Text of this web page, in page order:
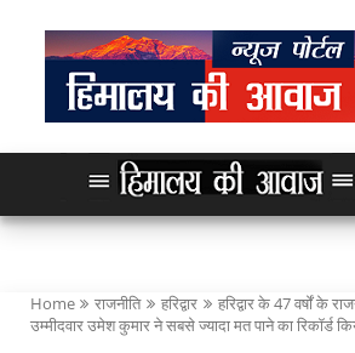
Home राजनीति हरिद्वार
हरिद्वार के 47 वर्षों के
उम्मीदवार उमेश कुमार ने सबसे ज्यादा मत पाने का रिकॉर्ड